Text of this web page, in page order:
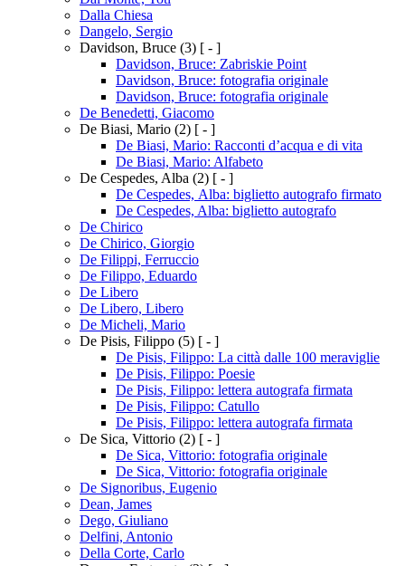
Dalla Chiesa
Dangelo, Sergio
Davidson, Bruce (3) [ - ]
Davidson, Bruce: Zabriskie Point
Davidson, Bruce: fotografia originale
Davidson, Bruce: fotografia originale
De Benedetti, Giacomo
De Biasi, Mario (2) [ - ]
De Biasi, Mario: Racconti d’acqua e di vita
De Biasi, Mario: Alfabeto
De Cespedes, Alba (2) [ - ]
De Cespedes, Alba: biglietto autografo firmato
De Cespedes, Alba: biglietto autografo
De Chirico
De Chirico, Giorgio
De Filippi, Ferruccio
De Filippo, Eduardo
De Libero
De Libero, Libero
De Micheli, Mario
De Pisis, Filippo (5) [ - ]
De Pisis, Filippo: La città dalle 100 meraviglie
De Pisis, Filippo: Poesie
De Pisis, Filippo: lettera autografa firmata
De Pisis, Filippo: Catullo
De Pisis, Filippo: lettera autografa firmata
De Sica, Vittorio (2) [ - ]
De Sica, Vittorio: fotografia originale
De Sica, Vittorio: fotografia originale
De Signoribus, Eugenio
Dean, James
Dego, Giuliano
Delfini, Antonio
Della Corte, Carlo